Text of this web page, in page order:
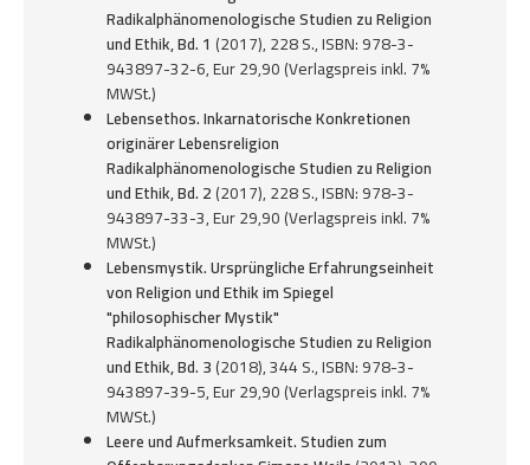
Radikalphänomenologische Studien zu Religion
und Ethik, Bd. 1 (2017), 228 S., ISBN: 978-3-
943897-32-6, Eur 29,90 (Verlagspreis inkl. 7%
MWSt.)
Lebensethos. Inkarnatorische Konkretionen
originärer Lebensreligion
Radikalphänomenologische Studien zu Religion
und Ethik, Bd. 2(2017), 228 S., ISBN: 978-3-
943897-33-3, Eur 29,90 (Verlagspreis inkl. 7%
MWSt.)
Lebensmystik. Ursprüngliche Erfahrungseinheit
von Religion und Ethik im Spiegel
"philosophischer Mystik"
Radikalphänomenologische Studien zu Religion
und Ethik, Bd. 3(2018), 344 S., ISBN: 978-3-
943897-39-5, Eur 29,90 (Verlagspreis inkl. 7%
MWSt.)
Leere und Aufmerksamkeit. Studien zum